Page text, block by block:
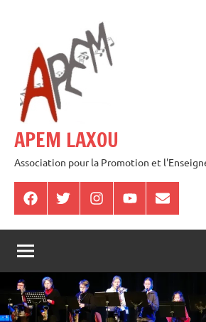
contenu
APEM LAXOU
Association pour la Promotion et
FacebookTwitterInstagramYoutube
E-
mail